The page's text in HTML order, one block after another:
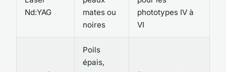
Nd:YAG
mates ou
noires
phototypes IV à
VI
Poils
épais,